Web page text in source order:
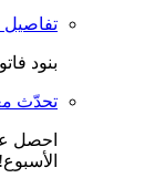
تفاصيل الفاتورة
بنود فاتورتك
تحدّث معنا
احصل على دعم